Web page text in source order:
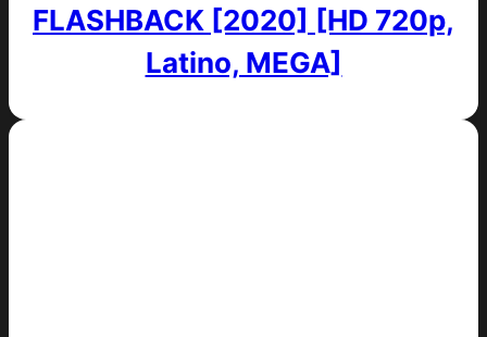
FLASHBACK [2020] [HD 720p,
Latino, MEGA]